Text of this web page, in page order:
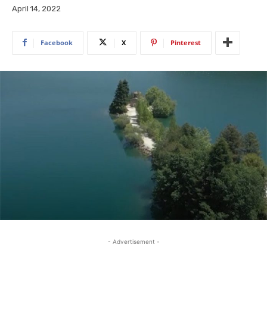
April 14, 2022
Facebook X Pinterest
- Advertisement -